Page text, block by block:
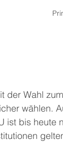
der Wahl
wählen.
ist bis heute